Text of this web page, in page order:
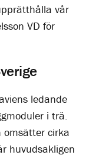
vår
VD för
ledande
i trä.
omsätter cirka
huvudsakligen